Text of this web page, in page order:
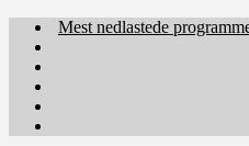
Mest nedlastede